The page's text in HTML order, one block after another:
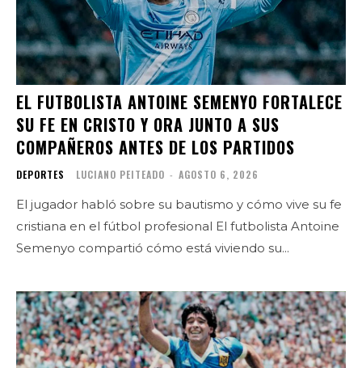
EL FUTBOLISTA ANTOINE SEMENYO FORTALECE
SU FE EN CRISTO Y ORA JUNTO A SUS
COMPAÑEROS ANTES DE LOS PARTIDOS
DEPORTES LUCIANO PEITEADO - AGOSTO 6, 2026
El jugador habló sobre su bautismo y cómo vive su fe
cristiana en el fútbol profesional El futbolista Antoine
Semenyo compartió cómo está viviendo su...